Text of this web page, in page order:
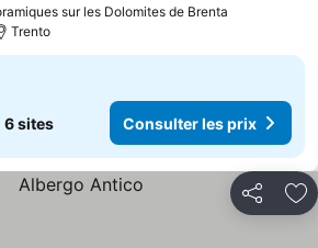
sur les Dolomites de Brenta
Trento
6 sites Consulter les prix
Partager